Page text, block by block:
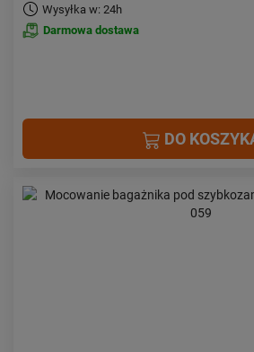
Wysyłka w: 24h
Darmowa dostawa
DO